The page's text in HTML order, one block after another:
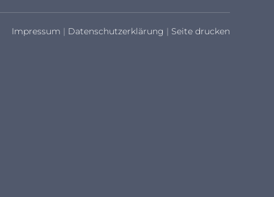
Impressum | Datenschutzerklärung | Seite drucken